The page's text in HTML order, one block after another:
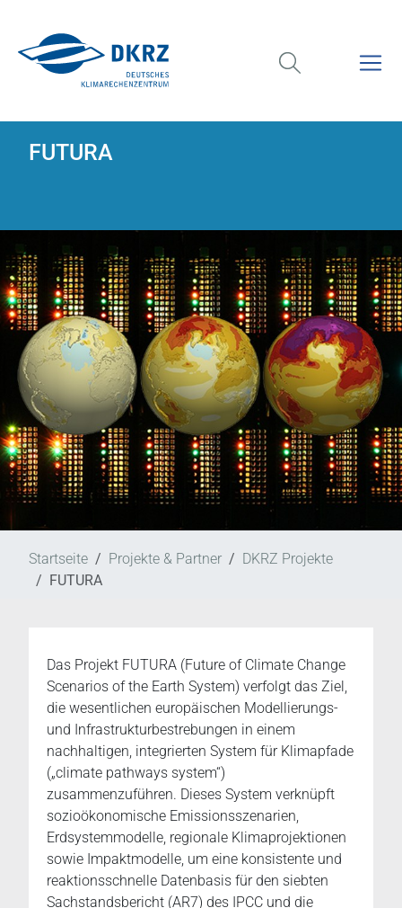
FUTURA
Startseite Projekte & Partner
DKRZ Projekte
FUTURA
Das Projekt FUTURA (Future of Climate Change
Scenarios of the Earth System) verfolgt das Ziel,
die wesentlichen europäischen Modellierungs-
und Infrastrukturbestrebungen in einem
nachhaltigen, integrierten System für Klimapfade
(„climate pathways system“)
zusammenzuführen. Dieses System verknüpft
sozioökonomische Emissionsszenarien,
Erdsystemmodelle, regionale Klimaprojektionen
sowie Impaktmodelle, um eine konsistente und
reaktionsschnelle Datenbasis für den siebten
Sachstandsbericht (AR7) des IPCC und die